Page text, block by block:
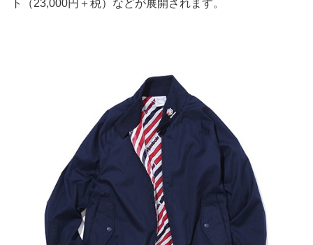
ト（23,000円＋税）などが展開されます。